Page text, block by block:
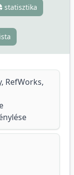
statisztika
RefWorks,